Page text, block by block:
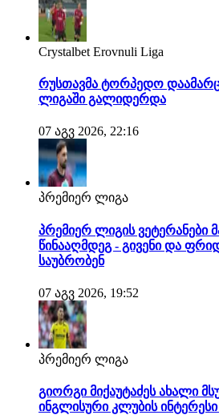
Crystalbet Erovnuli Liga
რუსთავმა ტორპედო
ლიგაში გალიდერდა
07 აგვ 2026, 22:16
პრემიერ ლიგა
პრემიერ ლიგის ვეტერანები
წინააღმდეგ - გივენი და
საუბრობენ
07 აგვ 2026, 19:52
პრემიერ ლიგა
გიორგი მიქაუტაძეს ახალი
ინგლისური კლუბის